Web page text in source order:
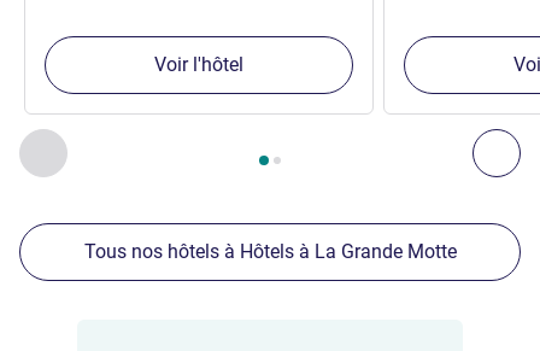
Précédent - Nos autres établissements à proximité
Page , Nos autres établissements à proximité 1 :,
Voir l'hôtel
Tous nos hôtels à Hôtels à La Grande Motte